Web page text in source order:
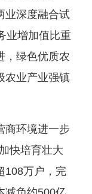
业深度融合试
业增加值比重
，绿色优质农
农业产业强镇
环境进一步
快培育壮大
108万户，完